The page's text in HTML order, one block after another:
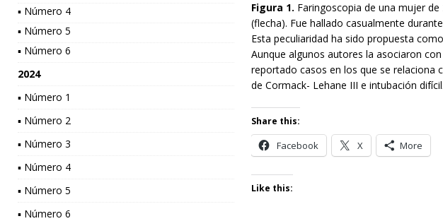
Figura 1. Faringoscopia de una mujer
(flecha). Fue hallado casualmente
Esta peculiaridad ha sido propuesta
Aunque algunos autores la asociaron
reportado casos en los que se relaciona
de Cormack- Lehane III e intubación difícil.
Share this:
Facebook X More
Like this:
▪ Número 4
▪ Número 5
▪ Número 6
2024
▪ Número 1
▪ Número 2
▪ Número 3
▪ Número 4
▪ Número 5
▪ Número 6